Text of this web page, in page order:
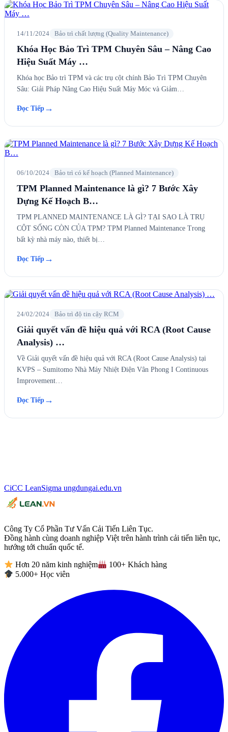
14/11/2024 Bảo trì chất lượng (Quality Maintenance)
Khóa Học Bảo Trì TPM Chuyên Sâu – Nâng Cao
Hiệu Suất Máy …
Khóa học Bảo trì TPM và các trụ cột chính Bảo Trì TPM Chuyên
Sâu: Giải Pháp Nâng Cao Hiệu Suất Máy Móc và Giảm…
Đọc Tiếp →
06/10/2024 Bảo trì có kế hoạch (Planned Maintenance)
TPM Planned Maintenance là gì? 7 Bước Xây
Dựng Kế Hoạch B…
TPM PLANNED MAINTENANCE LÀ GÌ? TẠI SAO LÀ TRỤ
CỘT SỐNG CÒN CỦA TPM? TPM Planned Maintenance Trong
bất kỳ nhà máy nào, thiết bị…
Đọc Tiếp →
24/02/2024 Bảo trì độ tin cậy RCM
Giải quyết vấn đề hiệu quả với RCA (Root Cause
Analysis) …
Về Giải quyết vấn đề hiệu quả với RCA (Root Cause Analysis) tại
KVPS – Sumitomo Nhà Máy Nhiệt Điện Vân Phong I Continuous
Improvement…
Đọc Tiếp →
CiCC LeanSigma ungdungai.edu.vn
Công Ty Cổ Phần Tư Vấn Cải Tiến Liên Tục.
Đồng hành cùng doanh nghiệp Việt trên hành trình cải tiến liên tục,
hướng tới chuẩn quốc tế.
Hơn 20 năm kinh nghiệm
100+ Khách hàng
5.000+ Học viên